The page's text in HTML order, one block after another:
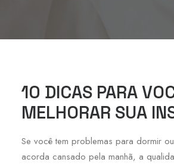
10 DICAS PARA
MELHORAR SUA
Se você tem problemas para dormir
acorda cansado pela manhã, a